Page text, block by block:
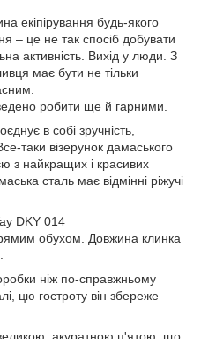
екіпірування будь-якого
– це не так спосіб добувати
активність. Вихід у люди. З
має бути не тільки
робити ще й гарними.
в собі зручність,
таки візерунок дамаського
з найкращих і красивих
сталь має відмінні ріжучі
DKY 014
обухом. Довжина клинка
ніж по-справжньому
цю гостроту він збереже
акуратною п'ятою, що